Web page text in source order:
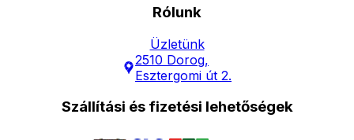
Rólunk
Üzletünk
2510 Dorog,
Esztergomi út 2.
Szállítási és fizetési lehetőségek